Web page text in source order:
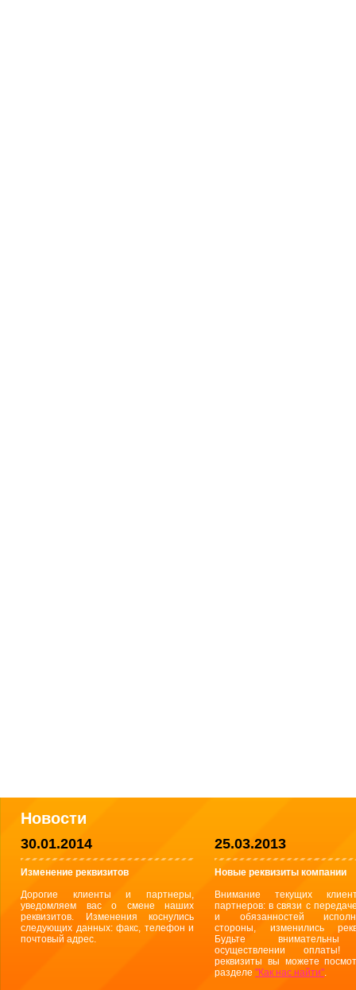
Новости
30.01.2014
Изменение реквизитов
Дорогие клиенты и партнеры,
уведомляем вас о смене наших
реквизитов. Изменения коснулись
следующих данных: факс, телефон и
почтовый адрес.
25.03.2013
Новые реквизиты компании
Внимание текущих
партнеров: в связи с
и обязанностей
стороны, изменились
Будьте
осуществлении оплаты!
реквизиты вы можете
разделе "Как нас найти".